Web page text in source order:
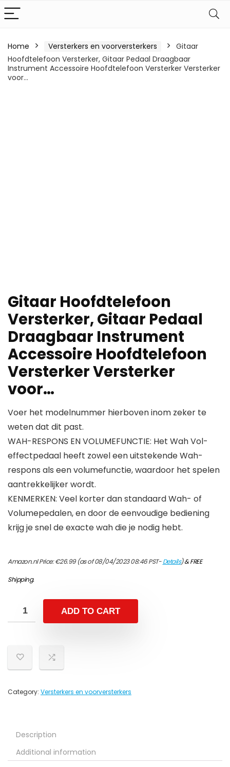
Home Versterkers en voorversterkers
Gitaar
Hoofdtelefoon Versterker, Gitaar Pedaal Draagbaar
Instrument Accessoire Hoofdtelefoon Versterker Versterker
voor…
Gitaar Hoofdtelefoon
Versterker, Gitaar Pedaal
Draagbaar Instrument
Accessoire Hoofdtelefoon
Versterker Versterker
voor…
Voer het modelnummer hierboven inom zeker te
weten dat dit past.
WAH-RESPONS EN VOLUMEFUNCTIE: Het Wah Vol-
effectpedaal heeft zowel een uitstekende Wah-
respons als een volumefunctie, waardoor het spelen
aantrekkelijker wordt.
KENMERKEN: Veel korter dan standaard Wah- of
Volumepedalen, en door de eenvoudige bediening
krijg je snel de exacte wah die je nodig hebt.
Amazon.nl Price:€26.99(as of 08/04/2023 08:46 PST-Details)&FREE
Shipping.
ADD TO CART
Category: Versterkers en voorversterkers
Description
Additional information